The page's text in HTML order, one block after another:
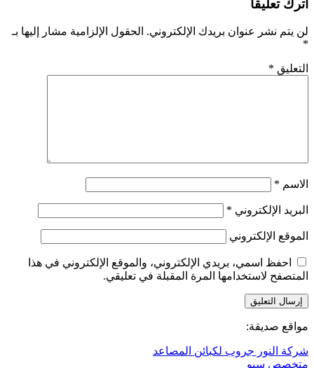
الحقول الإلزامية مشار إليها بـ
والموقع الإلكتروني في هذا
في تعليقي.